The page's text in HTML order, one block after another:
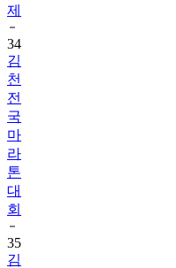
제
34
김
천
전
국
마
라
톤
대
회
35
김